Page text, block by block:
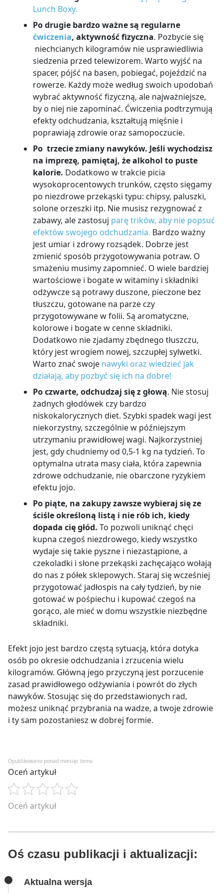
Lunch Boxy.
Po drugie bardzo ważne są regularne
ćwiczenia, aktywność fizyczna. Pozbycie się
niechcianych kilogramów nie usprawiedliwia
siedzenia przed telewizorem. Warto wyjść na
spacer, pójść na basen, pobiegać, pojeździć na
rowerze. Każdy może według swoich upodobań
wybrać aktywność fizyczną, ale najważniejsze,
by o niej nie zapominać. Ćwiczenia podtrzymują
efekty odchudzania, kształtują mięśnie i
poprawiają zdrowie oraz samopoczucie.
Po trzecie zmiany nawyków. Jeśli wychodzisz
na imprezę, pamiętaj, że alkohol to puste
kalorie. Dodatkowo w trakcie picia
wysokoprocentowych trunków, często sięgamy
po niezdrowe przekąski typu: chipsy, paluszki,
solone orzeszki itp. Nie musisz rezygnować z
zabawy, ale zastosuj parę trików, aby nie popsuć
efektów swojego odchudzania. Bardzo ważny
jest umiar i zdrowy rozsądek. Dobrze jest
zmienić sposób przygotowywania potraw. O
smażeniu musimy zapomnieć. O wiele bardziej
wartościowe i bogate w witaminy i składniki
odżywcze są potrawy duszone, pieczone bez
tłuszczu, gotowane na parze czy
przygotowywane w folii. Są aromatyczne,
kolorowe i bogate w cenne składniki.
Dodatkowo nie zjadamy zbędnego tłuszczu,
który jest wrogiem nowej, szczupłej sylwetki.
Warto znać swoje nawyki oraz wiedzieć jak
działają, aby pozbyć się ich na dobre!
Po czwarte, odchudzaj się z głową. Nie stosuj
żadnych głodówek czy bardzo
niskokalorycznych diet. Szybki spadek wagi jest
niekorzystny, szczególnie w późniejszym
utrzymaniu prawidłowej wagi. Najkorzystniej
jest, gdy chudniemy od 0,5-1 kg na tydzień. To
optymalna utrata masy ciała, która zapewnia
zdrowe odchudzanie, nie obarczone ryzykiem
efektu jojo.
Po piąte, na zakupy zawsze wybieraj się ze
ściśle określoną listą i nie rób ich, kiedy
dopada cię głód. To pozwoli uniknąć chęci
kupna czegoś niezdrowego, kiedy wszystko
wydaje się takie pyszne i niezastąpione, a
czekoladki i słone przekąski zachęcająco wołają
do nas z półek sklepowych. Staraj się wcześniej
przygotować jadłospis na cały tydzień, by nie
gotować w pośpiechu i kupować czegoś na
gorąco, ale mieć w domu wszystkie niezbędne
składniki.
Efekt jojo jest bardzo częstą sytuacją, która dotyka
osób po okresie odchudzania i zrzucenia wielu
kilogramów. Główną jego przyczyną jest porzucenie
zasad prawidłowego odżywiania i powrót do złych
nawyków. Stosując się do przedstawionych rad,
możesz uniknąć przybrania na wadze, a twoje zdrowie
i ty sam pozostaniesz w dobrej formie.
Opublikowano ponad miesiąc temu
Oceń artykuł
Oceń artykuł
Oś czasu publikacji i aktualizacji:
Aktualna wersja